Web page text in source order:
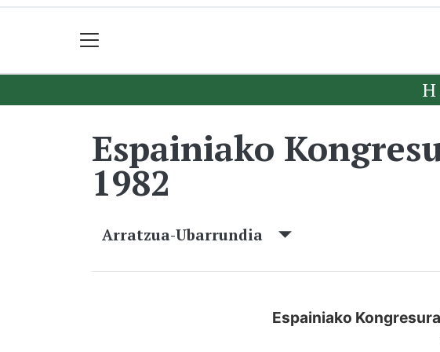
Espainiako
1982
Arratzua-Ubarrundia
Espainiako